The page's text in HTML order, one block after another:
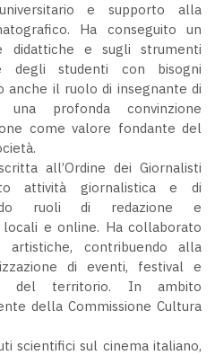
e supporto alla
Ha conseguito un
didattiche e sugli strumenti
degli studenti con bisogni
anche il ruolo di insegnante di
profonda convinzione
come valore fondante del
all’Ordine dei Giornalisti
attività giornalistica e di
ruoli di redazione e
e online. Ha collaborato
contribuendo alla
di eventi, festival e
del territorio. In ambito
della Commissione Cultura
scientifici sul cinema italiano,